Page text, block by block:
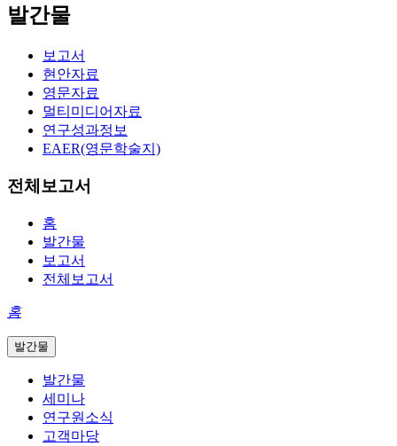
발간물
보고서
현안자료
영문자료
멀티미디어자료
연구성과정보
EAER(영문학술지)
전체보고서
홈
발간물
보고서
전체보고서
홈
발간물
발간물
세미나
연구원소식
고객마당